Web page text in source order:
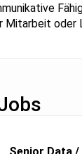
Mitarbeit